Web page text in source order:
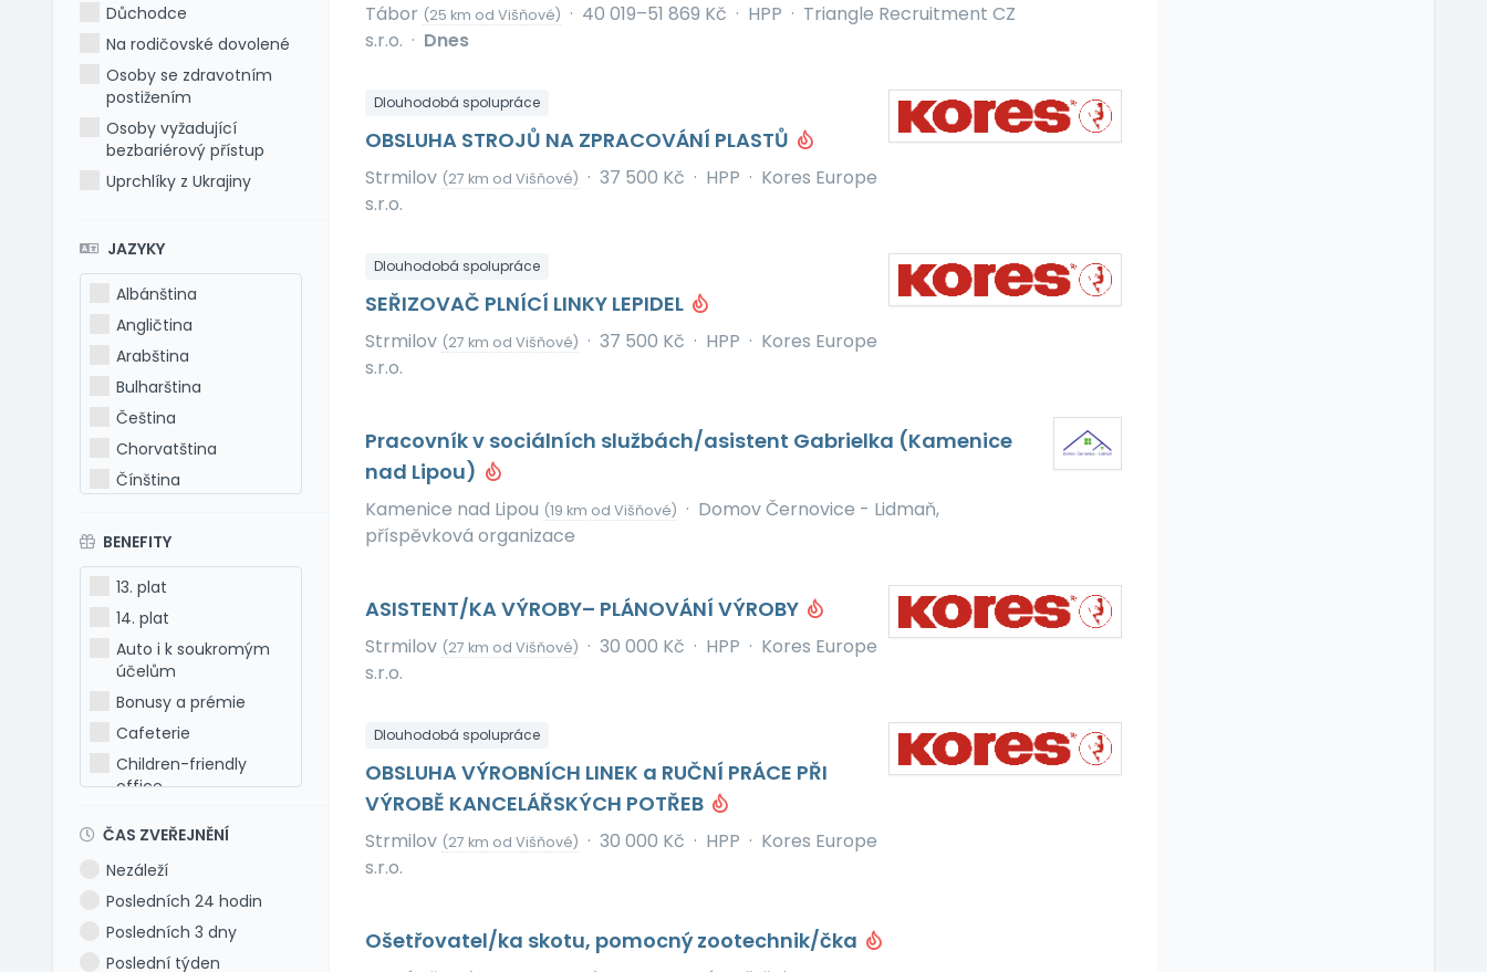
Důchodce
Na rodičovské dovolené
Osoby se zdravotním
postižením
Osoby vyžadující
bezbariérový přístup
Uprchlíky z Ukrajiny
JAZYKY
Albánština
Angličtina
Arabština
Bulharština
Čeština
Chorvatština
Čínština
Francouzština
Hebrejština
Holandština
Italština
Japonština
Latina
Litevština
Lotyšština
Maďarština
Makedonština
Polština
Portugalština
Rumunština
BENEFITY
13. plat
14. plat
Auto i k soukromým
účelům
Bonusy a prémie
Cafeterie
Children-friendly
office
Dovolená 6 týdnů
Dovolená navíc
Firemní akce
ČAS ZVEŘEJNĚNÍ
Nezáleží
Posledních 24 hodin
Posledních 3 dny
Poslední týden
Tábor (25 km od Višňové) · 40 019–51 869 Kč · HPP · Triangle Recruitment CZ
s.r.o. · Dnes
Dlouhodobá spolupráce
OBSLUHA STROJŮ NA ZPRACOVÁNÍ PLASTŮ
Strmilov (27 km od Višňové) · 37 500 Kč · HPP · Kores Europe
s.r.o.
Dlouhodobá spolupráce
SEŘIZOVAČ PLNÍCÍ LINKY LEPIDEL
Strmilov (27 km od Višňové) · 37 500 Kč · HPP · Kores Europe
s.r.o.
Pracovník v sociálních službách/asistent Gabrielka (Kamenice
nad Lipou)
Kamenice nad Lipou (19 km od Višňové) · Domov Černovice - Lidmaň,
příspěvková organizace
ASISTENT/KA VÝROBY– PLÁNOVÁNÍ VÝROBY
Strmilov (27 km od Višňové) · 30 000 Kč · HPP · Kores Europe
s.r.o.
Dlouhodobá spolupráce
OBSLUHA VÝROBNÍCH LINEK a RUČNÍ PRÁCE PŘI
VÝROBĚ KANCELÁŘSKÝCH POTŘEB
Strmilov (27 km od Višňové) · 30 000 Kč · HPP · Kores Europe
s.r.o.
Ošetřovatel/ka skotu, pomocný zootechnik/čka